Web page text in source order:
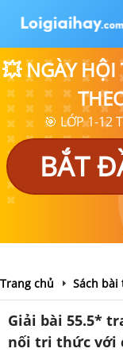
💥 NGÀY HỘI
🎯 LỚP 1-12
BẮT
Trang chủ Sách
Giải bài 55.5*
nối tri thức với